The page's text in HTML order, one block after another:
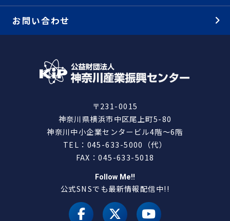
お問い合わせ
〒231-0015
神奈川県横浜市中区尾上町5-80
神奈川中小企業センタービル4階～6階
TEL：045-633-5000（代）
FAX：045-633-5018
Follow Me!!
公式SNSでも最新情報配信中!!